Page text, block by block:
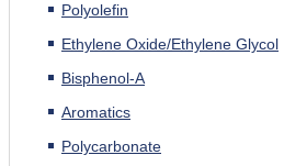
Polyolefin
Ethylene Oxide/Ethylene Glycol
Bisphenol-A
Aromatics
Polycarbonate